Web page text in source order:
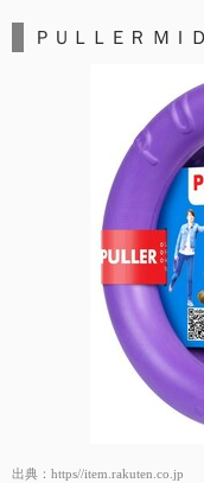
ＰＵＬＬＥＲ ＭＩ
出典： https//item.rakuten.co.jp